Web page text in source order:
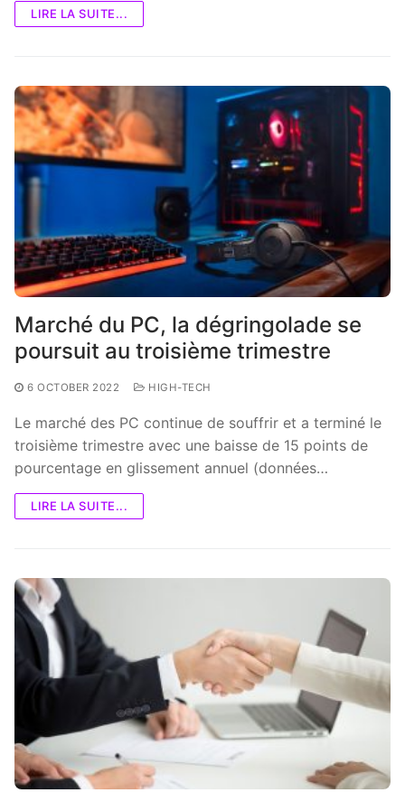
LIRE LA SUITE...
Marché du PC, la dégringolade se
poursuit au troisième trimestre
6 OCTOBER 2022 HIGH-TECH
Le marché des PC continue de souffrir et a terminé le
troisième trimestre avec une baisse de 15 points de
pourcentage en glissement annuel (données…
LIRE LA SUITE...